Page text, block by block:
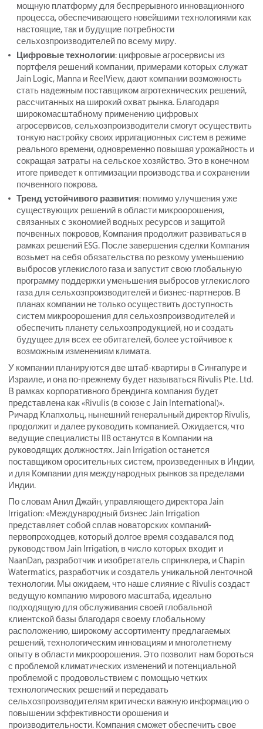
мощную платформу для беспрерывного инновационного
процесса, обеспечивающего новейшими технологиями как
настоящие, так и будущие потребности
сельхозпроизводителей по всему миру.
Цифровые технологии: цифровые агросервисы из
портфеля решений компании, примерами которых служат
Jain Logic, Manna и ReelView, дают компании возможность
стать надежным поставщиком агротехнических решений,
рассчитанных на широкий охват рынка. Благодаря
широкомасштабному применению цифровых
агросервисов, сельхозпроизводители смогут осуществить
тонкую настройку своих ирригационных систем в режиме
реального времени, одновременно повышая урожайность и
сокращая затраты на сельское хозяйство. Это в конечном
итоге приведет к оптимизации производства и сохранении
почвенного покрова.
Тренд устойчивого развития: помимо улучшения уже
существующих решений в области микроорошения,
связанных с экономией водных ресурсов и защитой
почвенных покровов, Компания продолжит развиваться в
рамках решений ESG. После завершения сделки Компания
возьмет на себя обязательства по резкому уменьшению
выбросов углекислого газа и запустит свою глобальную
программу поддержки уменьшения выбросов углекислого
газа для сельхозпроизводителей и бизнес-партнеров. В
планах компании не только осуществить доступность
систем микроорошения для сельхозпроизводителей и
обеспечить планету сельхозпродукцией, но и создать
будущее для всех ее обитателей, более устойчивое к
возможным изменениям климата.
У компании планируются две штаб-квартиры в Сингапуре и
Израиле, и она по-прежнему будет называться Rivulis Pte. Ltd.
В рамках корпоративного брендинга компания будет
представлена ​​как «Rivulis (в союзе с Jain International)».
Ричард Клапхольц, нынешний генеральный директор Rivulis,
продолжит и далее руководить компанией. Ожидается, что
ведущие специалисты IIB останутся в Компании на
руководящих должностях. Jain Irrigation останется
поставщиком оросительных систем, произведенных в Индии,
и для Компании для международных рынков за пределами
Индии.
По словам Анил Джайн, управляющего директора Jain
Irrigation: «Международный бизнес Jain Irrigation
представляет собой сплав новаторских компаний-
первопроходцев, который долгое время создавался под
руководством Jain Irrigation, в число которых входит и
NaanDan, разработчик и изобретатель спринклера, и Chapin
Watermatics, разработчик и создатель уникальной ленточной
технологии. Мы ожидаем, что наше слияние с Rivulis создаст
ведущую компанию мирового масштаба, идеально
подходящую для обслуживания своей глобальной
клиентской базы благодаря своему глобальному
расположению, широкому ассортименту предлагаемых
решений, технологическим инновациям и многолетнему
опыту в области микроорошения. Это позволит нам бороться
с проблемой климатических изменений и потенциальной
проблемой с продовольствием с помощью четких
технологических решений и передавать
сельхозпроизводителям критически важную информацию о
повышении эффективности орошения и
производительности. Компания сможет обеспечить свое